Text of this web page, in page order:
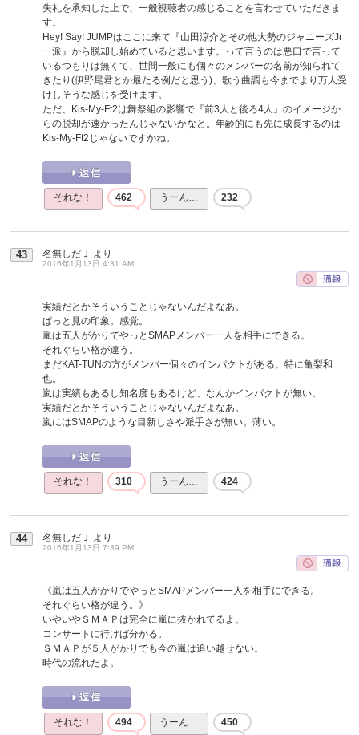
失礼を承知した上で、一般視聴者の感じることを言わせていただきま
す。
Hey! Say! JUMPはここに来て『山田涼介とその他大勢のジャニーズJr
一派』から脱却し始めていると思います。って言うのは悪口で言って
いるつもりは無くて、世間一般にも個々のメンバーの名前が知られて
きたり(伊野尾君とか最たる例だと思う)、歌う曲調も今までより万人受
けしそうな感じを受けます。
ただ、Kis-My-Ft2は舞祭組の影響で『前3人と後ろ4人』のイメージか
らの脱却が速かったんじゃないかなと。年齢的にも先に成長するのは
Kis-My-Ft2じゃないですかね。
それな！ 462 うーん… 232
43 名無しだＪ より
2016年1月13日 4:31 AM
実績だとかそういうことじゃないんだよなあ。
ぱっと見の印象。感覚。
嵐は五人がかりでやっとSMAPメンバー一人を相手にできる。
それぐらい格が違う。
まだKAT-TUNの方がメンバー個々のインパクトがある。特に亀梨和
也。
嵐は実績もあるし知名度もあるけど、なんかインパクトが無い。
実績だとかそういうことじゃないんだよなあ。
嵐にはSMAPのような目新しさや派手さが無い。薄い。
それな！ 310 うーん… 424
44 名無しだＪ より
2016年1月13日 7:39 PM
《嵐は五人がかりでやっとSMAPメンバー一人を相手にできる。
それぐらい格が違う。》
いやいやＳＭＡＰは完全に嵐に抜かれてるよ。
コンサートに行けば分かる。
ＳＭＡＰが５人がかりでも今の嵐は追い越せない。
時代の流れだよ。
それな！ 494 うーん… 450